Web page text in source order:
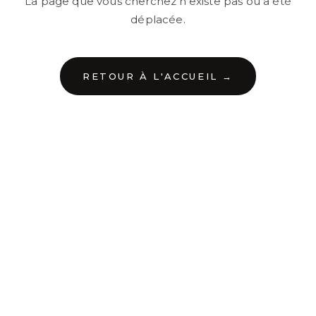
déplacée.
RETOUR À L'ACCUEIL →